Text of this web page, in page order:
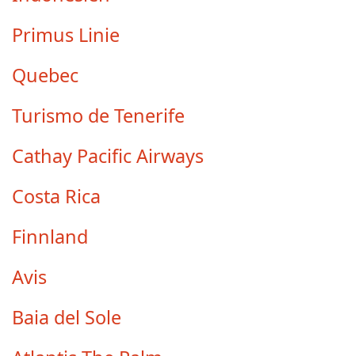
Primus Linie
Quebec
Turismo de Tenerife
Cathay Pacific Airways
Costa Rica
Finnland
Avis
Baia del Sole